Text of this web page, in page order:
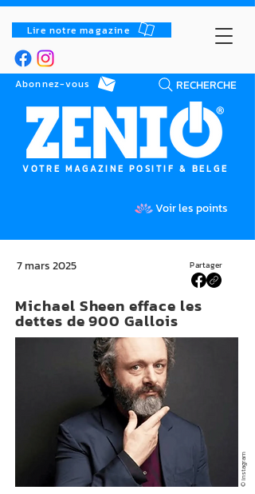
Lire notre magazine
RECHERCHE
Abonnez-vous
VOTRE MAGAZINE POSITIF & BELGE
Voir les points
Partager
7 mars 2025
Michael Sheen efface les
dettes de 900 Gallois
© Instagram